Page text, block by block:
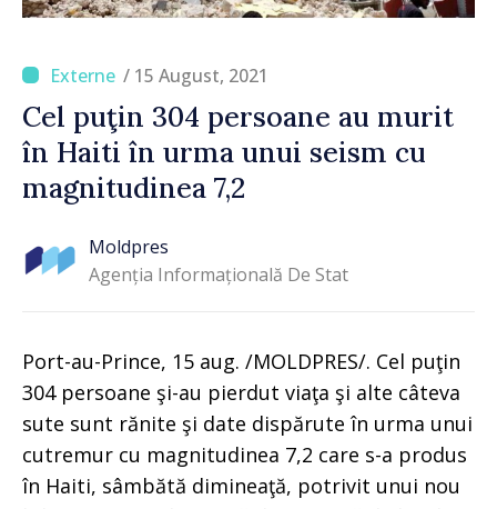
/ 15 August, 2021
Cel puţin 304 persoane au murit
în Haiti în urma unui seism cu
magnitudinea 7,2
Moldpres
Agenția Informațională De Stat
Port-au-Prince, 15 aug. /MOLDPRES/. Cel puţin
304 persoane şi-au pierdut viaţa şi alte câteva
sute sunt rănite şi date dispărute în urma unui
cutremur cu magnitudinea 7,2 care s-a produs
în Haiti, sâmbătă dimineaţă, potrivit unui nou